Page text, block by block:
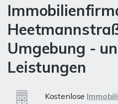
Umgebung -
Leistungen
Kostenlose